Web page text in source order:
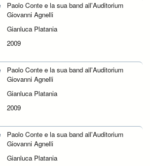
Paolo Conte e la sua band all'Auditorium
Giovanni Agnelli
Gianluca Platania
2009
Paolo Conte e la sua band all'Auditorium
Giovanni Agnelli
Gianluca Platania
2009
Paolo Conte e la sua band all'Auditorium
Giovanni Agnelli
Gianluca Platania